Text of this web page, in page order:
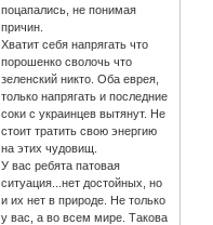
поцапались, не понимая
причин.
Хватит себя напрягать что
порошенко сволочь что
зеленский никто. Оба еврея,
только напрягать и последние
соки с украинцев вытянут. Не
стоит тратить свою энергию
на этих чудовищ.
У вас ребята патовая
ситуация...нет достойных, но
и их нет в природе. Не только
у вас, а во всем мире. Такова